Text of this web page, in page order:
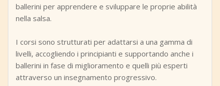
ballerini per apprendere e sviluppare le proprie abilità
nella salsa.
I corsi sono strutturati per adattarsi a una gamma di
livelli, accogliendo i principianti e supportando anche i
ballerini in fase di miglioramento e quelli più esperti
attraverso un insegnamento progressivo.